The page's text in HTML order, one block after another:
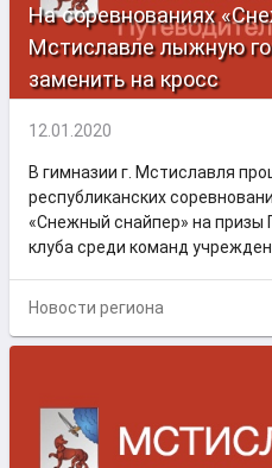
На соревнованиях
Мстиславле лыжную
заменить на кросс
12.01.2020
В гимназии г. Мстиславля
республиканских
«Снежный снайпер» на призы
клуба среди команд
Новости региона